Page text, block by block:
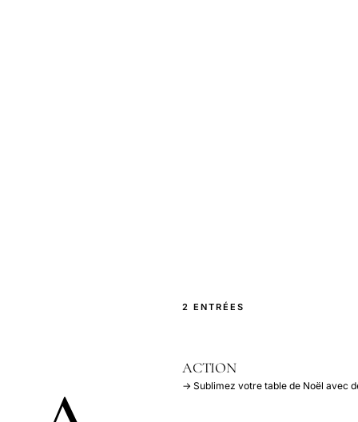
2 ENTRÉES
ACTION
→ Sublimez votre table de Noël avec